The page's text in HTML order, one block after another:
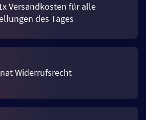
Versandkosten für alle
des Tages
Widerrufsrecht